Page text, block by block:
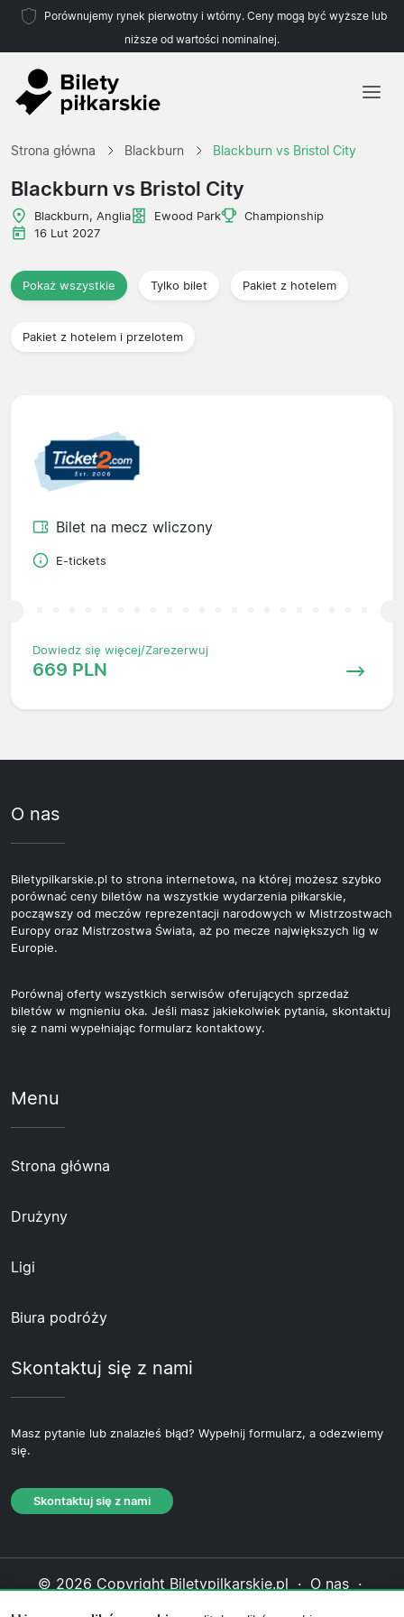
Porównujemy rynek pierwotny i wtórny. Ceny mogą być wyższe lub
niższe od wartości nominalnej.
Strona główna Blackburn Blackburn vs Bristol City
Blackburn vs Bristol City
Blackburn, Anglia Ewood Park
Championship
16 Lut 2027
Pokaż wszystkie Tylko bilet Pakiet z hotelem
Pakiet z hotelem i przelotem
Bilet na mecz wliczony
E-tickets
Dowiedz się więcej/Zarezerwuj
669 PLN
O nas
Biletypilkarskie.pl to strona internetowa, na której możesz szybko
porównać ceny biletów na wszystkie wydarzenia piłkarskie,
począwszy od meczów reprezentacji narodowych w Mistrzostwach
Europy oraz Mistrzostwa Świata, aż po mecze największych lig w
Europie.
Porównaj oferty wszystkich serwisów oferujących sprzedaż
biletów w mgnieniu oka. Jeśli masz jakiekolwiek pytania, skontaktuj
się z nami wypełniając formularz kontaktowy.
Menu
Strona główna
Drużyny
Ligi
Biura podróży
Skontaktuj się z nami
Masz pytanie lub znalazłeś błąd? Wypełnij formularz, a odezwiemy
się.
Skontaktuj się z nami
© 2026 Copyright Biletypilkarskie.pl · O nas ·